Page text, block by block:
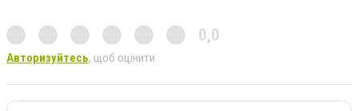
0,0
Авторизуйтесь, щоб оцінити